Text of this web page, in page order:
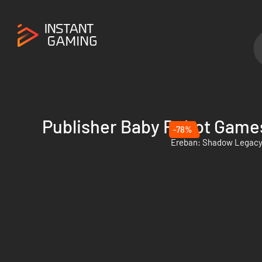
Publisher Baby Robot
-78%
Ereban: Shadow